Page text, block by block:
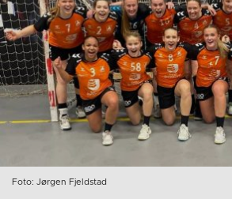
Foto: Jørgen Fjeldstad